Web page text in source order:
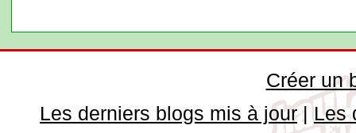
Créer un
Les derniers blogs mis à jour|Les